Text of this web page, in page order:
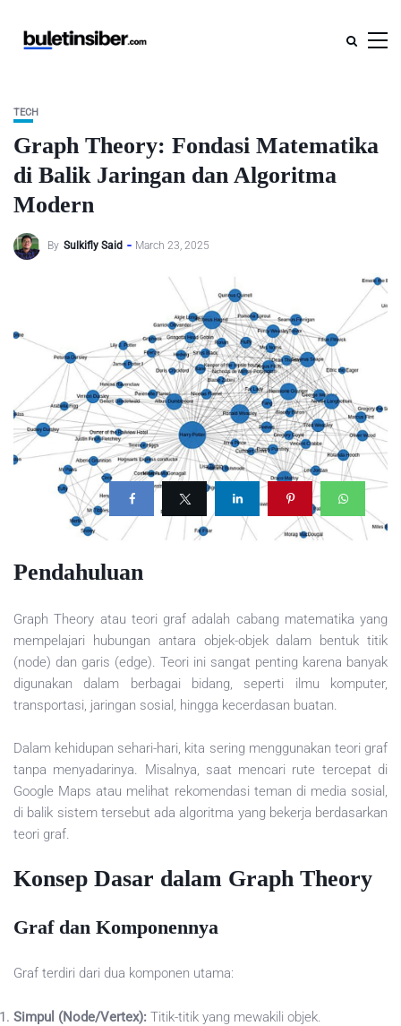
TECH
Graph Theory: Fondasi Matematika
di Balik Jaringan dan Algoritma
Modern
By Sulkifly Said March 23, 2025
Pendahuluan
Graph Theory atau teori graf adalah cabang matematika yang
mempelajari hubungan antara objek-objek dalam bentuk titik
(node) dan garis (edge). Teori ini sangat penting karena banyak
digunakan dalam berbagai bidang, seperti ilmu komputer,
transportasi, jaringan sosial, hingga kecerdasan buatan.
Dalam kehidupan sehari-hari, kita sering menggunakan teori graf
tanpa menyadarinya. Misalnya, saat mencari rute tercepat di
Google Maps atau melihat rekomendasi teman di media sosial,
di balik sistem tersebut ada algoritma yang bekerja berdasarkan
teori graf.
Konsep Dasar dalam Graph Theory
Graf dan Komponennya
Graf terdiri dari dua komponen utama:
Simpul (Node/Vertex): Titik-titik yang mewakili objek.